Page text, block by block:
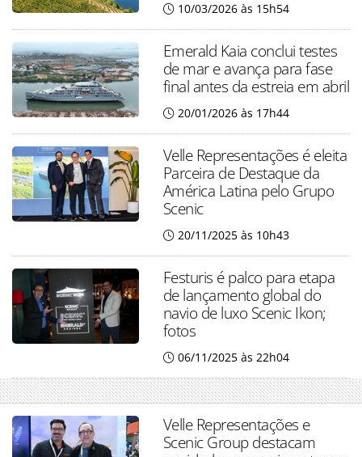
10/03/2026 às 15h54
Emerald Kaia conclui testes
de mar e avança para fase
final antes da estreia em abril
20/01/2026 às 17h44
Velle Representações é eleita
Parceira de Destaque da
América Latina pelo Grupo
Scenic
20/11/2025 às 10h43
Festuris é palco para etapa
de lançamento global do
navio de luxo Scenic Ikon;
fotos
06/11/2025 às 22h04
Velle Representações e
Scenic Group destacam